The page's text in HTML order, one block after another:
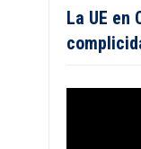
La UE en